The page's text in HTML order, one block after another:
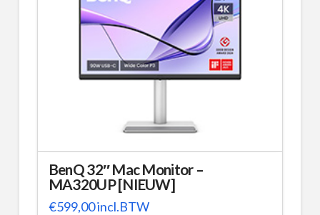
BenQ 32″ Mac Monitor –
MA320UP [NIEUW]
€599,00incl.BTW